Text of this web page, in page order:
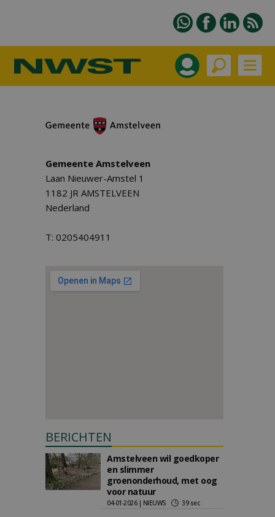
Gemeente Amstelveen
Laan Nieuwer-Amstel 1
1182 JR AMSTELVEEN
Nederland
T: 0205404911
BERICHTEN
Amstelveen wil goedkoper
en slimmer
groenonderhoud, met oog
voor natuur
04-01-2026 | NIEUWS 39 sec